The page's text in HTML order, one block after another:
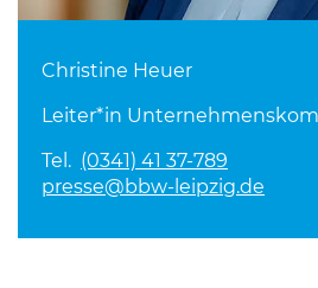
Christine Heuer
Leiter*in
Tel. (0341) 41 37-789
presse@bbw-leipzig.de